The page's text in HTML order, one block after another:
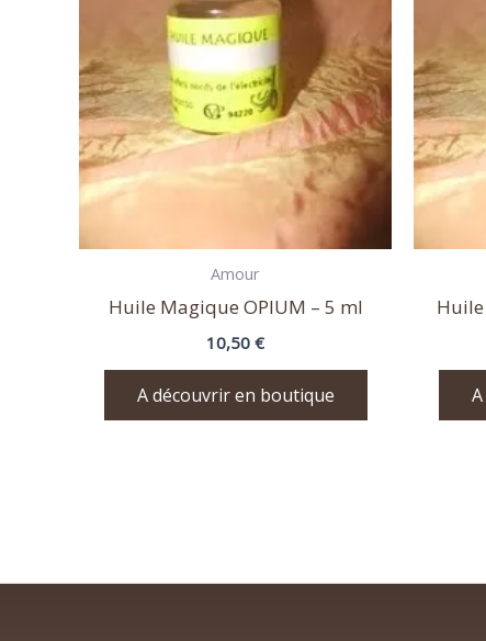
Amour
Huile Magique OPIUM – 5 ml
10,50 €
A découvrir en boutique